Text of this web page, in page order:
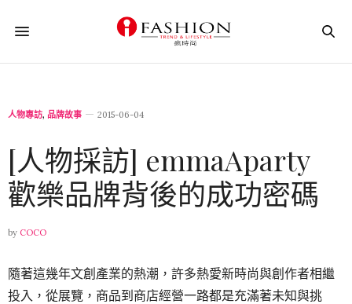
人物專訪, 品牌故事 2015-06-04
[人物採訪] emmaAparty
歡樂品牌背後的成功密碼
by COCO
隨著這幾年文創產業的熱潮，許多熱愛新時尚與創作者相繼
投入，從展覽，商品到商店經營一路都是充滿著未知與挑